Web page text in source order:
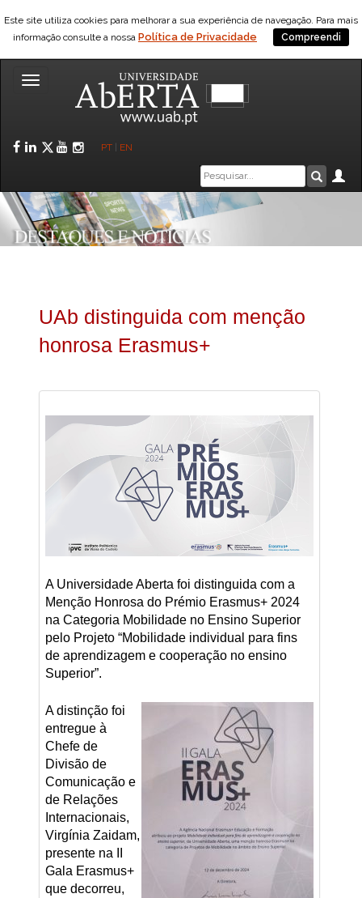
Este site utiliza cookies para melhorar a sua experiência de navegação. Para mais
informação consulte a nossa Política de Privacidade Compreendi
Toggle
Facebook
LinkedIn
Twitter
YouTube
Instagram
PT EN
Caixa
de
pesquisa
UAb distinguida com menção
honrosa Erasmus+
A Universidade Aberta foi distinguida com a
Menção Honrosa do Prémio Erasmus+ 2024
na Categoria Mobilidade no Ensino Superior
pelo Projeto “Mobilidade individual para fins
de aprendizagem e cooperação no ensino
Superior”.
A distinção foi
entregue à
Chefe de
Divisão de
Comunicação e
de Relações
Internacionais,
Virgínia Zaidam,
presente na II
Gala Erasmus+
que decorreu,